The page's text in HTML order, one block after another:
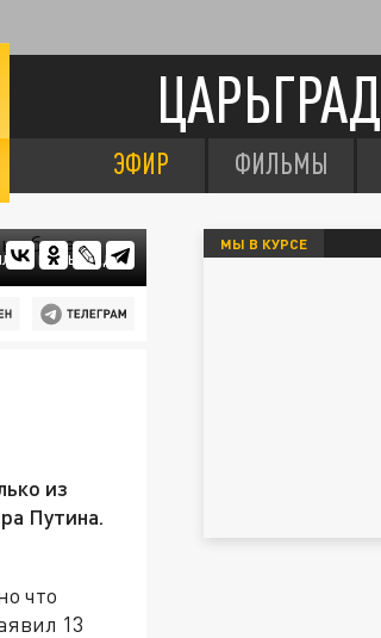
ЦАРЬГРАД
ЭФИР ФИЛЬМЫ
ЦАРЬГРАДА
из
Путина.
что
13
МЫ В КУРСЕ